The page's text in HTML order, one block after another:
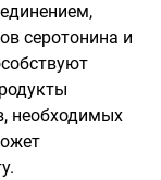
серотонина и
необходимых